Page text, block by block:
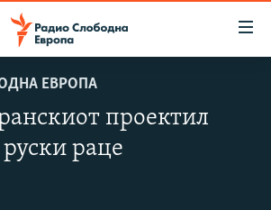
ЕВРОПА
проектил
раце